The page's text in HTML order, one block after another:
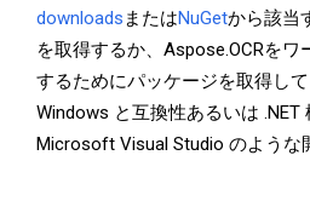
downloads またはNuGetから該当
を取得するか、Aspose.OCRを
するためにパッケージを取得し
Windows と互換性あるいは .NET
Microsoft Visual Studio のような